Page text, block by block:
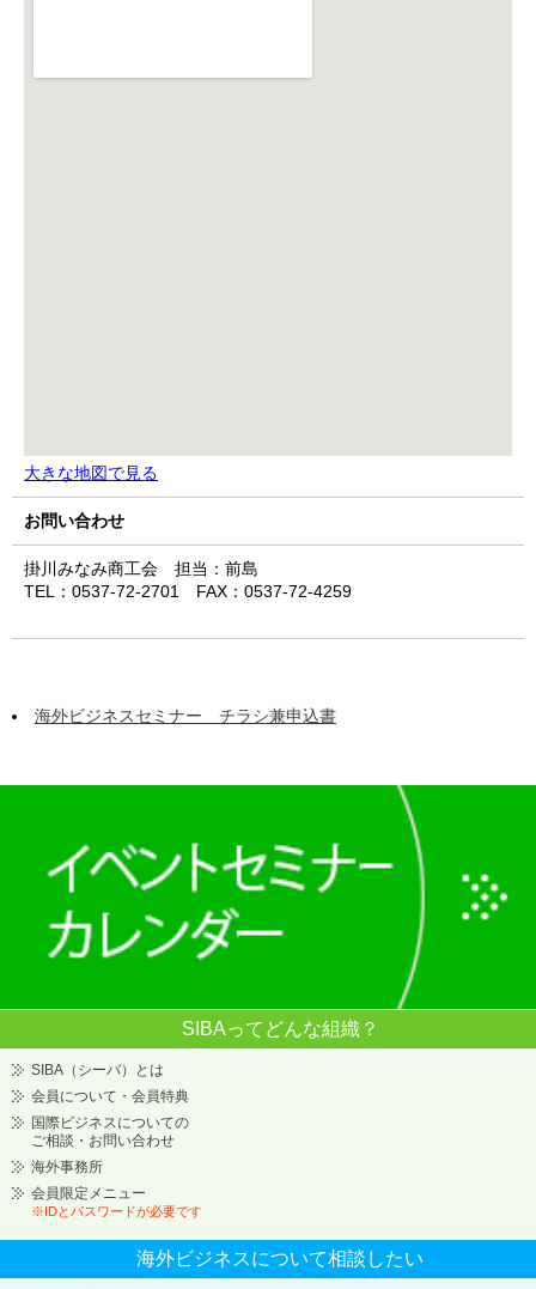
大きな地図で見る
お問い合わせ
掛川みなみ商工会 担当：前島
TEL：0537-72-2701 FAX：0537-72-4259
海外ビジネスセミナー チラシ兼申込書
SIBAってどんな組織？
SIBA（シーバ）とは
会員について・会員特典
国際ビジネスについての
ご相談・お問い合わせ
海外事務所
会員限定メニュー
※IDとパスワードが必要です
海外ビジネスについて相談したい